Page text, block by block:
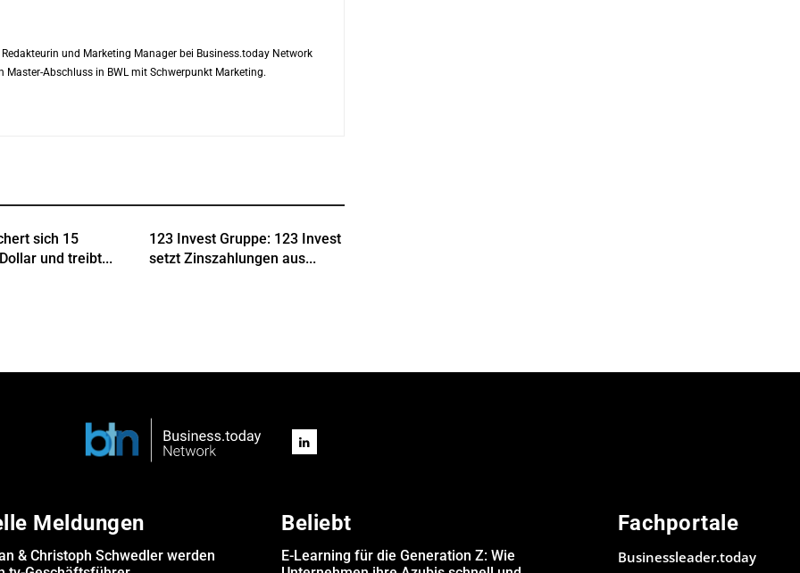
und Marketing Manager bei Business.today Network
Master-Abschluss in BWL mit Schwerpunkt Marketing.
sich 15
und treibt...
123 Invest Gruppe: 123 Invest
setzt Zinszahlungen aus...
Meldungen
& Christoph Schwedler werden
Beliebt
E-Learning für die Generation Z: Wie
Fachportale
Businessleader.today